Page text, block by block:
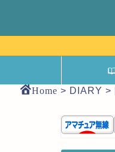
Home > DIARY >